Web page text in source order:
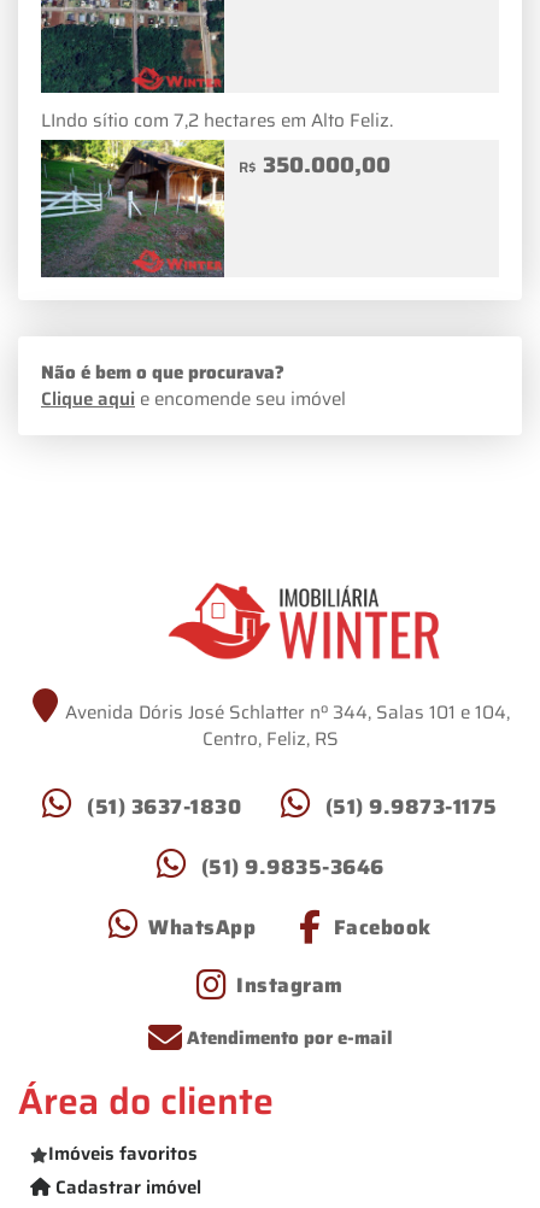
LIndo sítio com 7,2 hectares em Alto Feliz.
R$ 350.000,00
Não é bem o que procurava?
Clique aqui e encomende seu imóvel
Avenida Dóris José Schlatter nº 344, Salas 101 e 104,
Centro, Feliz, RS
(51) 3637-1830
(51) 9.9873-1175
(51) 9.9835-3646
WhatsApp
Facebook
Instagram
Atendimento por e-mail
Área do cliente
Imóveis favoritos
Cadastrar imóvel